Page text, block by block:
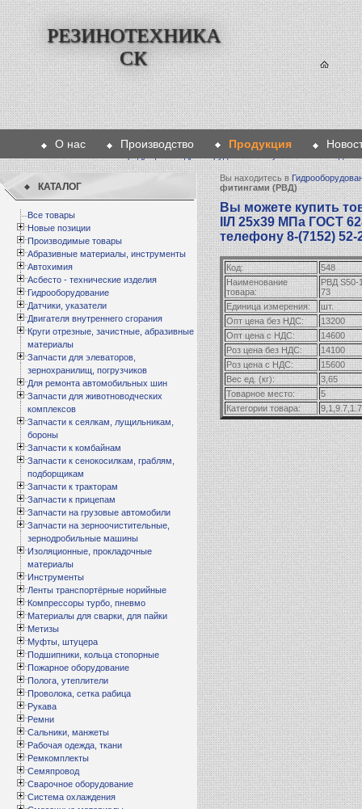
РЕЗИНОТЕХНИКА
СК
О нас Производство Продукция
КАТАЛОГ
Все товары
Новые позиции
Производимые товары
Абразивные материалы, инструменты
Автохимия
Асбесто - технические изделия
Гидрооборудование
Датчики, указатели
Двигателя внутреннего сгорания
Круги отрезные, зачистные, абразивные
материалы
Запчасти для элеваторов,
зернохранилищ, погрузчиков
Для ремонта автомобильных шин
Запчасти для животноводческих
комплексов
Запчасти к сеялкам, лущильникам,
бороны
Запчасти к комбайнам
Запчасти к сенокосилкам, граблям,
подборщикам
Запчасти к тракторам
Запчасти к прицепам
Запчасти на грузовые автомобили
Запчасти на зерноочистительные,
зернодробильные машины
Изоляционные, прокладочные
материалы
Инструменты
Ленты транспортёрные норийные
Компрессоры турбо, пневмо
Материалы для сварки, для пайки
Метизы
Муфты, штуцера
Подшипники, кольца стопорные
Пожарное оборудование
Полога, утеплители
Проволока, сетка рабица
Рукава
Ремни
Сальники, манжеты
Рабочая одежда, ткани
Ремкомплекты
Семяпровод
Сварочное оборудование
Система охлаждения
Вы находитесь в
фитингами (РВД)
Вы можете купить
IIЛ 25х39 МПа ГОСТ
телефону 8-(7152) 52-
Код:
548
Наименование
товара:
РВД S50-
73
Единица измерения:
шт.
Опт цена без НДС:
13200
Опт цена с НДС:
14600
Роз цена без НДС:
14100
Роз цена с НДС:
15600
Вес ед. (кг):
3,65
Товарное место:
5
Категории товара:
9,1,9.7,1.7